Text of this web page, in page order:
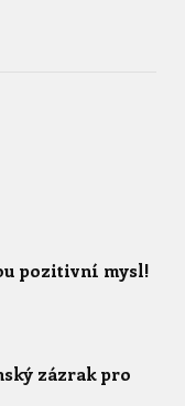
pozitivní mysl!
zázrak pro